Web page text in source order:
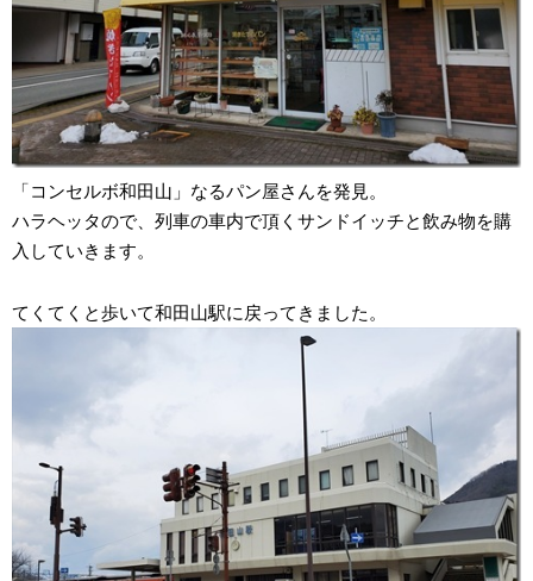
「コンセルボ和田山」なるパン屋さんを発見。
ハラヘッタので、列車の車内で頂くサンドイッチと飲み物を購
入していきます。
てくてくと歩いて和田山駅に戻ってきました。